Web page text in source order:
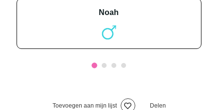
noah
Toevoegen aan mijn lijst Delen